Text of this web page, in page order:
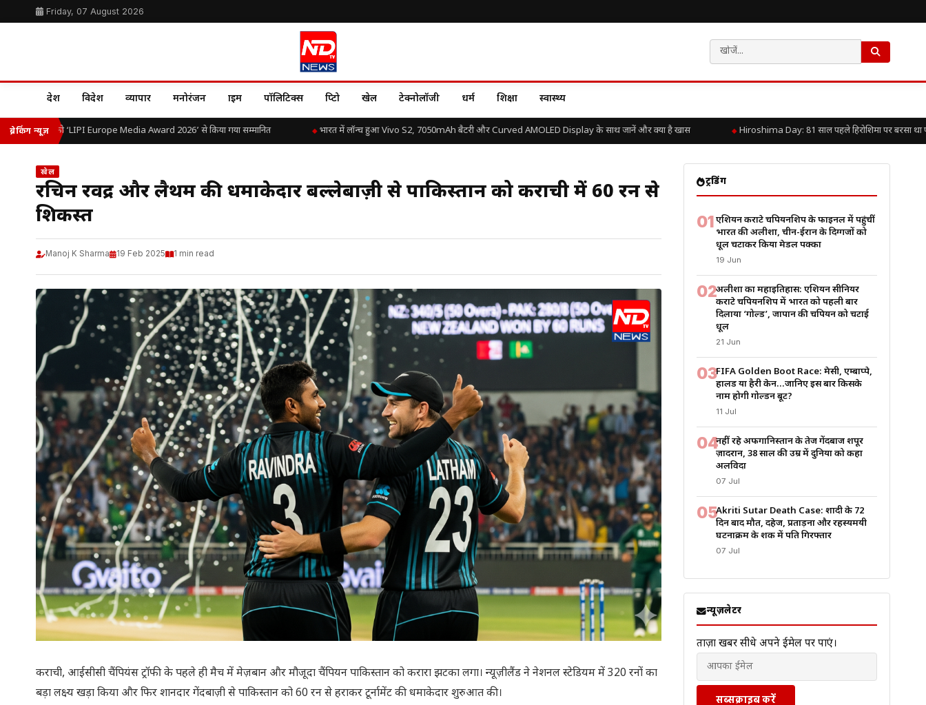
Friday, 07 August 2026
देश विदेश व्यापार मनोरंजन क्राइम पॉलिटिक्स क्रिप्टो खेल टेक्नोलॉजी धर्म शिक्षा स्वास्थ्य
ब्रेकिंग न्यूज़
यादव को ‘LIPI Europe Media Award 2026’ से किया गया सम्मानित भारत में लॉन्च हुआ Vivo S2, 7050mAh बैटरी और Curved AMOLED Display के साथ जानें और क्या है खास Hiroshima Day: 81 साल पहले हिरोशिमा पर बरसा था
खेल
रचिन रवींद्र और लैथम की धमाकेदार बल्लेबाज़ी से पाकिस्तान को कराची में 60 रन से
शिकस्त
Manoj K Sharma 19 Feb 2025 1 min read
कराची, आईसीसी चैंपियंस ट्रॉफी के पहले ही मैच में मेज़बान और मौजूदा चैंपियन पाकिस्तान को करारा झटका लगा। न्यूज़ीलैंड ने नेशनल स्टेडियम में 320 रनों का
बड़ा लक्ष्य खड़ा किया और फिर शानदार गेंदबाज़ी से पाकिस्तान को 60 रन से हराकर टूर्नामेंट की धमाकेदार शुरुआत की।
ट्रेंडिंग
01एशियन कराटे चैंपियनशिप के फाइनल में पहुंचीं
भारत की अलीशा, चीन-ईरान के दिग्गजों को
धूल चटाकर किया मेडल पक्का
19 Jun
02अलीशा का महाइतिहास: एशियन सीनियर
कराटे चैंपियनशिप में भारत को पहली बार
दिलाया ‘गोल्ड’, जापान की चैंपियन को चटाई
धूल
21 Jun
03FIFA Golden Boot Race: मेसी, एम्बाप्पे,
हालैंड या हैरी केन…जानिए इस बार किसके
नाम होगी गोल्डन बूट?
11 Jul
04नहीं रहे अफगानिस्तान के तेज गेंदबाज शपूर
ज़ादरान, 38 साल की उम्र में दुनिया को कहा
अलविदा
07 Jul
05Akriti Sutar Death Case: शादी के 72
दिन बाद मौत, दहेज, प्रताड़ना और रहस्यमयी
घटनाक्रम के शक में पति गिरफ्तार
07 Jul
न्यूज़लेटर
ताज़ा खबरें सीधे अपने ईमेल पर पाएं।
सब्सक्राइब करें